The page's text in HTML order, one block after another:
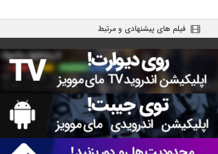
فیلم های پیشنهادی و مرتبط